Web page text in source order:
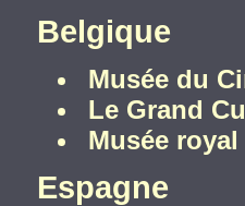
Belgique
Musée du
Le Grand
Musée
Espagne